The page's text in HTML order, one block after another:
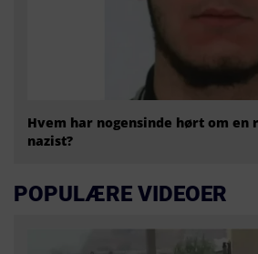
Hvem har nogensinde hørt om
nazist?
POPULÆRE VIDEOER